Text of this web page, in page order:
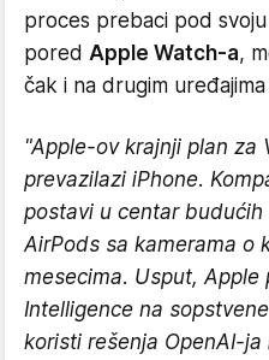
proces prebaci pod
pored Apple Watch-a,
čak i na drugim
"Apple-ov krajnji plan za
prevazilazi iPhone.
postavi u centar
AirPods sa kamerama o
mesecima. Usput,
Intelligence na
koristi rešenja OpenAI-ja